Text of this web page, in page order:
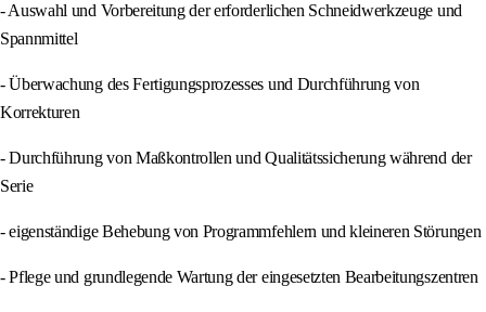
- Auswahl und Vorbereitung der erforderlichen Schneidwerkzeuge und
Spannmittel
- Überwachung des Fertigungsprozesses und Durchführung von
Korrekturen
- Durchführung von Maßkontrollen und Qualitätssicherung während der
Serie
- eigenständige Behebung von Programmfehlern und kleineren Störungen
- Pflege und grundlegende Wartung der eingesetzten Bearbeitungszentren